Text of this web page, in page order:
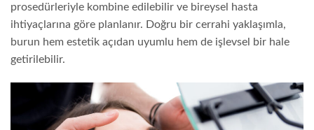
prosedürleriyle kombine edilebilir ve bireysel hasta
ihtiyaçlarına göre planlanır. Doğru bir cerrahi yaklaşımla,
burun hem estetik açıdan uyumlu hem de işlevsel bir hale
getirilebilir.